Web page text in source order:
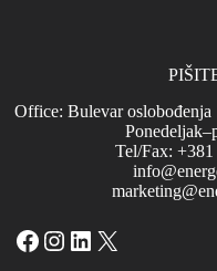
Office: Bulevar oslobođenja
Tel/Fax:
Facebook
Instagram
LinkedIn
X